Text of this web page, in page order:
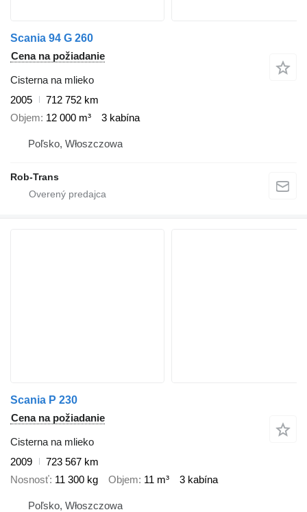
Scania 94 G 260
Cena na požiadanie
Cisterna na mlieko
2005
712 752 km
Objem 12 000 m³ 3 kabína
Poľsko, Włoszczowa
Rob-Trans
Scania P 230
Cena na požiadanie
Cisterna na mlieko
2009
723 567 km
Nosnosť 11 300 kg Objem 11 m³ 3 kabína
Poľsko, Włoszczowa